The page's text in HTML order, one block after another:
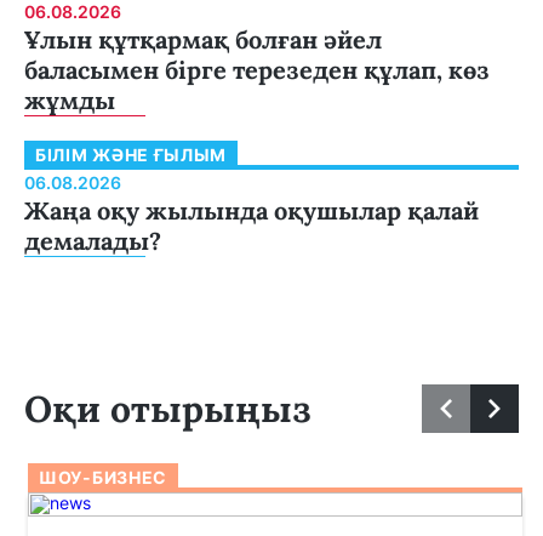
06.08.2026
Ұлын құтқармақ болған әйел
баласымен бірге терезеден құлап, көз
жұмды
БІЛІМ ЖӘНЕ ҒЫЛЫМ
06.08.2026
Жаңа оқу жылында оқушылар қалай
демалады?
Оқи отырыңыз
ШОУ-БИЗНЕС